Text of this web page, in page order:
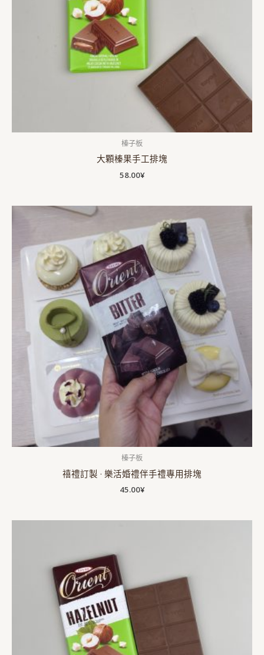
榛子板
大顆榛果手工排塊
58.00¥
榛子板
禧禮訂製 · 樂活婚禮伴手禮專用排塊
45.00¥